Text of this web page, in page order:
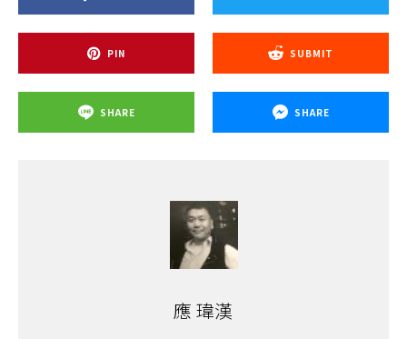
PIN SUBMIT
SHARE SHARE
應 瑋漢